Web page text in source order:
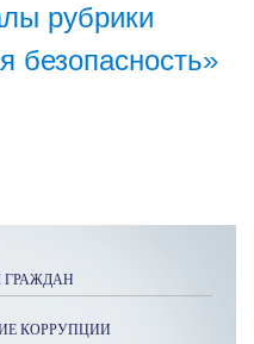
рубрики
безопасность»
ГРАЖДАН
КОРРУПЦИИ